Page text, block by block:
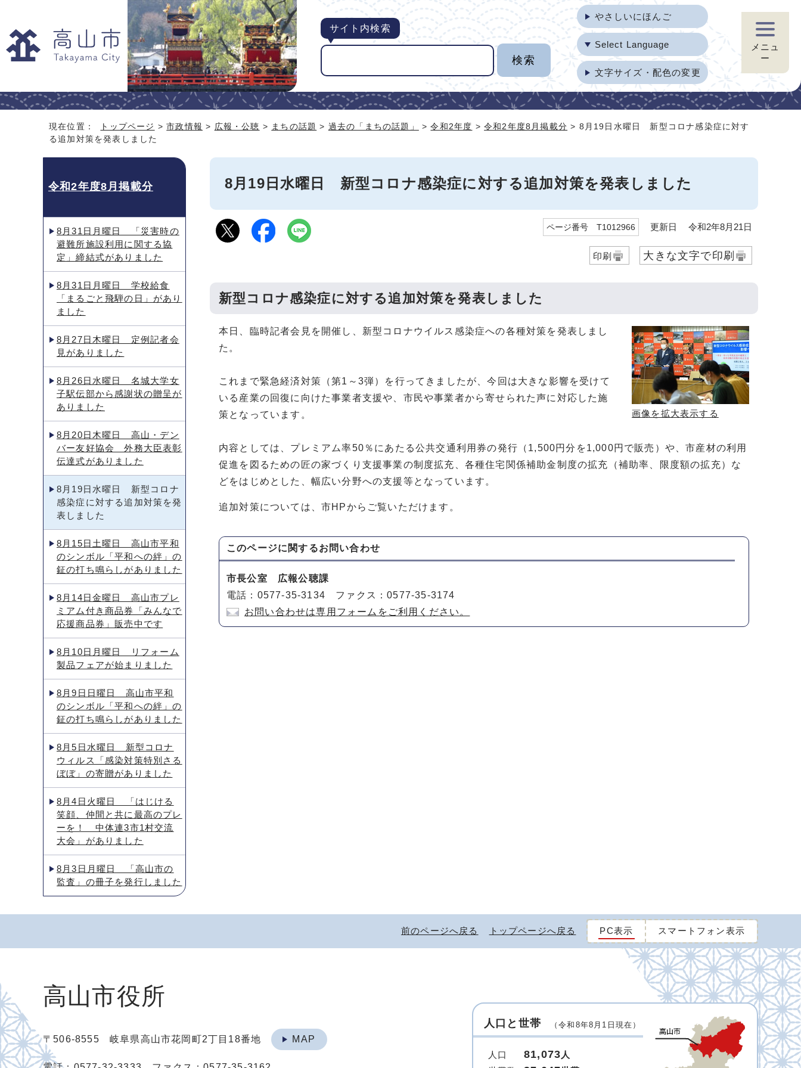
サイト内検索
やさしいにほんご
Select Language
文字サイズ・配色の変更
メニュ
ー
現在位置： トップページ >市政情報 > 広報・公聴 > まちの話題 > 過去の「まちの話題」 >令和2年度 >令和2年度8月掲載分 > 8月19日水曜日 新型コロナ感染症に対す
る追加対策を発表しました
8月19日水曜日 新型コロナ感染症に対する追加対策を発表しました
ページ番号 T1012966 更新日 令和2年8月21日
印刷 大きな文字で印刷
新型コロナ感染症に対する追加対策を発表しました
画像を拡大表示する
本日、臨時記者会見を開催し、新型コロナウイルス感染症への各種対策を発表しまし
た。
これまで緊急経済対策（第1～3弾）を行ってきましたが、今回は大きな影響を受けて
いる産業の回復に向けた事業者支援や、市民や事業者から寄せられた声に対応した施
策となっています。
内容としては、プレミアム率50％にあたる公共交通利用券の発行（1,500円分を1,000円で販売）や、市産材の利用
促進を図るための匠の家づくり支援事業の制度拡充、各種住宅関係補助金制度の拡充（補助率、限度額の拡充）な
どをはじめとした、幅広い分野への支援等となっています。
追加対策については、市HPからご覧いただけます。
このページに関するお問い合わせ
市長公室 広報公聴課
電話：0577-35-3134 ファクス：0577-35-3174
お問い合わせは専用フォームをご利用ください。
令和2年度8月掲載分
8月31日月曜日 「災害時の
避難所施設利用に関する協
定」締結式がありました
8月31日月曜日 学校給食
「まるごと飛騨の日」があり
ました
8月27日木曜日 定例記者会
見がありました
8月26日水曜日 名城大学女
子駅伝部から感謝状の贈呈が
ありました
8月20日木曜日 高山・デン
バー友好協会 外務大臣表彰
伝達式がありました
8月19日水曜日 新型コロナ
感染症に対する追加対策を発
表しました
8月15日土曜日 高山市平和
のシンボル「平和への絆」の
鉦の打ち鳴らしがありました
8月14日金曜日 高山市プレ
ミアム付き商品券「みんなで
応援商品券」販売中です
8月10日月曜日 リフォーム
製品フェアが始まりました
8月9日日曜日 高山市平和
のシンボル「平和への絆」の
鉦の打ち鳴らしがありました
8月5日水曜日 新型コロナ
ウィルス「感染対策特別さる
ぼぼ」の寄贈がありました
8月4日火曜日 「はじける
笑顔、仲間と共に最高のプレ
ーを！ 中体連3市1村交流
大会」がありました
8月3日月曜日 「高山市の
監査」の冊子を発行しました
前のページへ戻る トップページへ戻る PC表示 スマートフォン表示
高山市役所
〒506-8555 岐阜県高山市花岡町2丁目18番地 MAP
人口と世帯 （令和8年8月1日現在）
人口 81,073 人